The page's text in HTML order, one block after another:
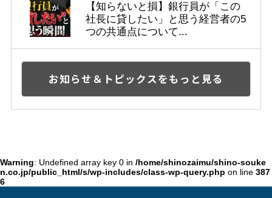
【知らないと損】銀行員が「この
社長に貸したい」と思う経営者の5
つの共通点について...
お知らせ＆トピックスをもっと見る
Warning: Undefined array key 0 in /home/shinozaimu/shino-souke
n.co.jp/public_html/s/wp-includes/class-wp-query.php on line 387
6